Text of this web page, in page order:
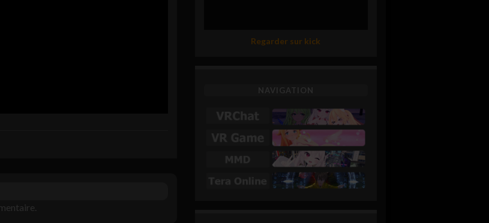
Regarder sur kick
NAVIGATION